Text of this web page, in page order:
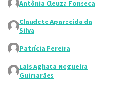
Antônia Cleuza Fonseca
Claudete Aparecida da
Silva
Patrícia Pereira
Lais Aghata Nogueira
Guimarães